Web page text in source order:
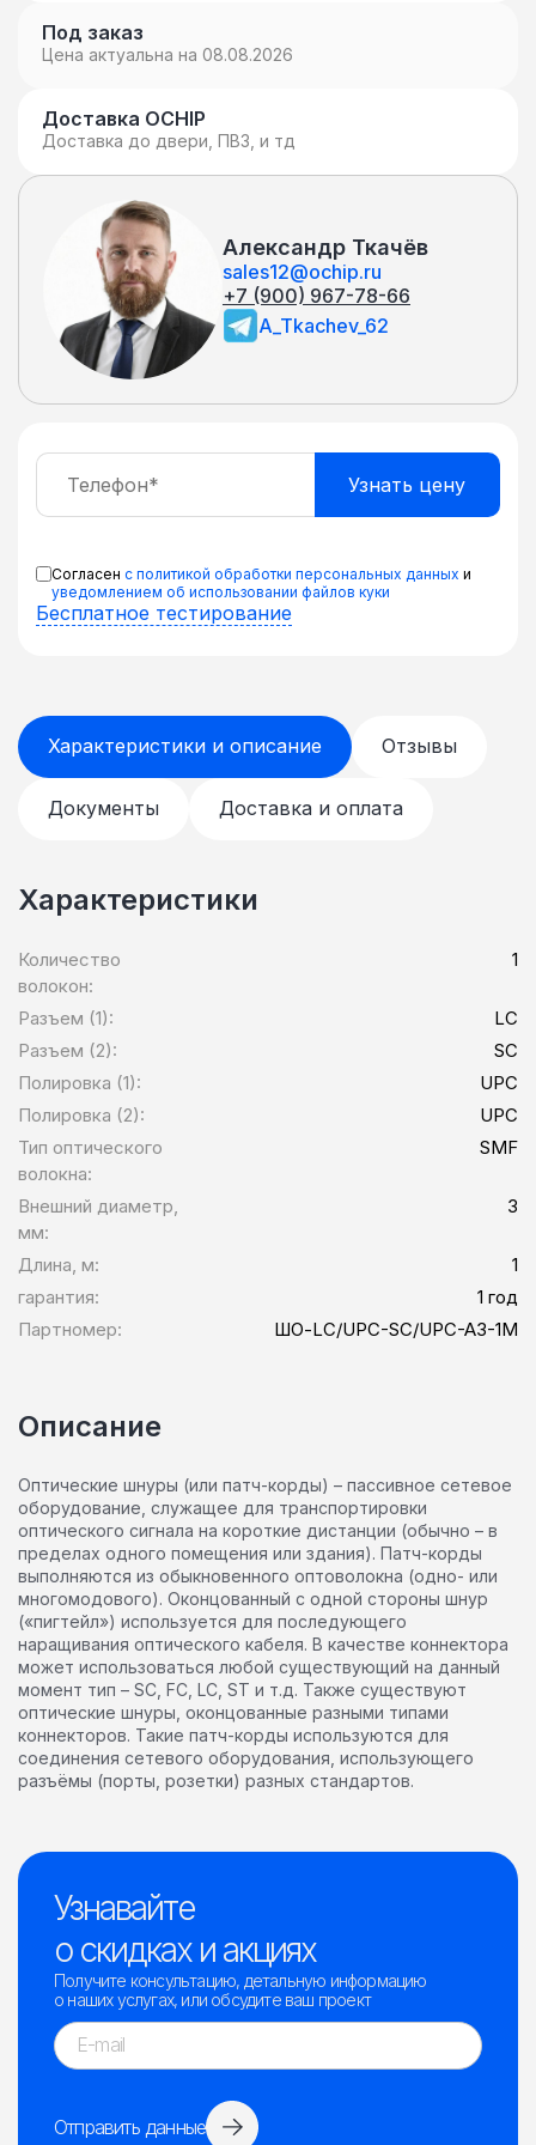
Под заказ
Цена актуальна на 08.08.2026
Доставка OCHIP
Доставка до двери, ПВЗ, и тд
Александр Ткачёв
sales12@ochip.ru
+7 (900) 967-78-66
A_Tkachev_62
Согласен с политикой обработки персональных данных и
уведомлением об использовании файлов куки
Бесплатное тестирование
Характеристики и описание Отзывы
Документы Доставка и оплата
Характеристики
Количество
волокон:
1
Разъем (1):
LC
Разъем (2):
SC
Полировка (1):
UPC
Полировка (2):
UPC
Тип оптического
волокна:
SMF
Внешний диаметр,
мм:
3
Длина, м:
1
гарантия:
1 год
Партномер:
ШО-LC/UPC-SC/UPC-A3-1M
Описание
Оптические шнуры (или патч-корды) – пассивное сетевое
оборудование, служащее для транспортировки
оптического сигнала на короткие дистанции (обычно – в
пределах одного помещения или здания). Патч-корды
выполняются из обыкновенного оптоволокна (одно- или
многомодового). Оконцованный с одной стороны шнур
(«пигтейл») используется для последующего
наращивания оптического кабеля. В качестве коннектора
может использоваться любой существующий на данный
момент тип – SC, FC, LC, ST и т.д. Также существуют
оптические шнуры, оконцованные разными типами
коннекторов. Такие патч-корды используются для
соединения сетевого оборудования, использующего
разъёмы (порты, розетки) разных стандартов.
Узнавайте
о скидках и акциях
Получите консультацию, детальную информацию
о наших услугах, или обсудите ваш проект
Отправить данные